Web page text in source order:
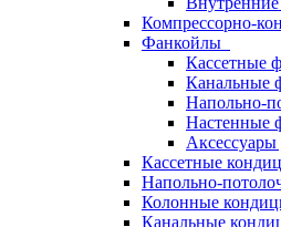
Компрессорно-
Фанкойлы
Кассетные
Канальные
Напольно-
Настенные
Аксессуары
Кассетные
Напольно-
Колонные
Канальные